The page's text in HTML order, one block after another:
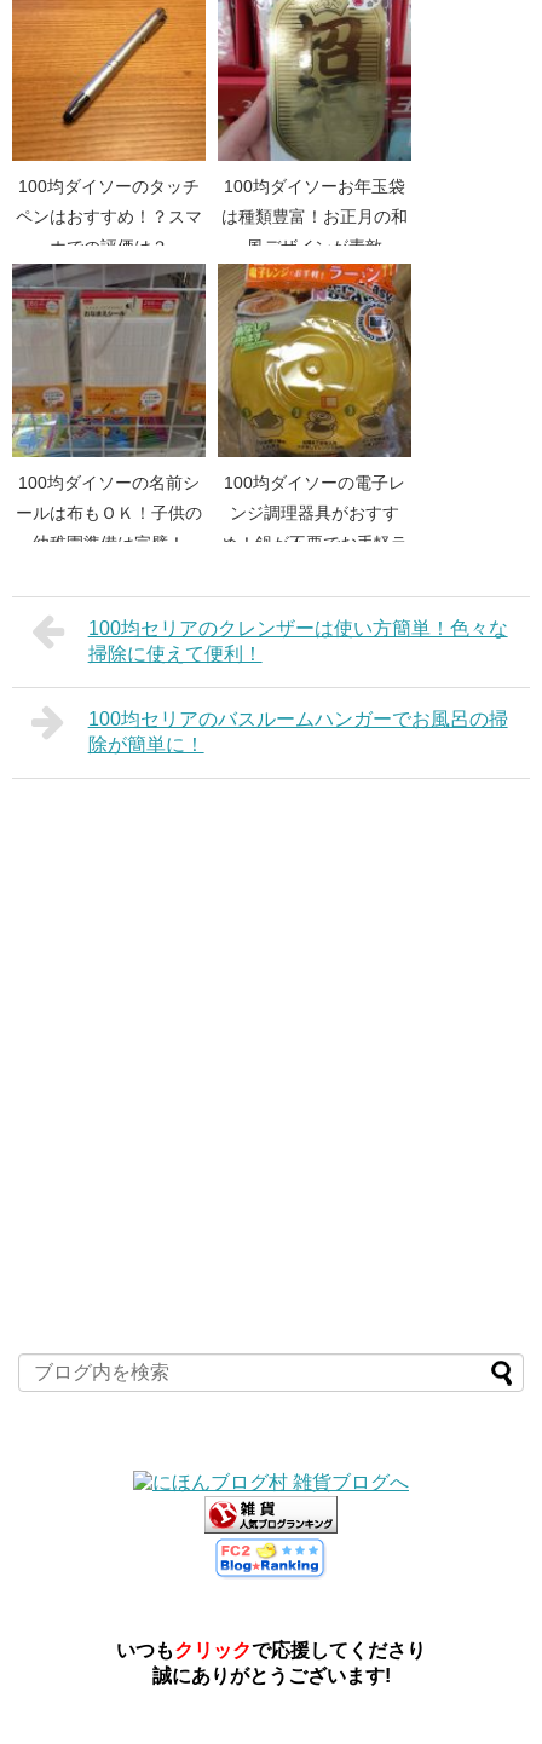
100均ダイソーのタッチ
ペンはおすすめ！？スマ
ホでの評価は？
100均ダイソーお年玉袋
は種類豊富！お正月の和
風デザインが素敵
100均ダイソーの名前シ
ールは布もＯＫ！子供の
幼稚園準備は完璧！
100均ダイソーの電子レ
ンジ調理器具がおすす
め！鍋が不要でお手軽ラ
100均セリアのクレンザーは使い方簡単！色々な
掃除に使えて便利！
100均セリアのバスルームハンガーでお風呂の掃
除が簡単に！
いつもクリックで応援してくださり
誠にありがとうございます!